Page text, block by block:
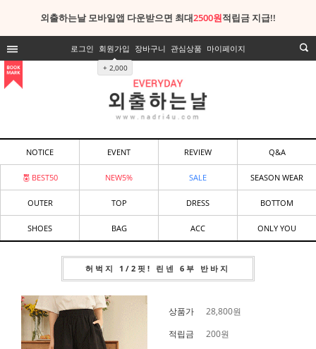
외출하는날 모바일앱 다운받으면 최대2500원적립금 지급!!
로그인 회원가입
+ 2,000
장바구니 관심상품 마이페이지
NOTICE EVENT REVIEW Q&A
BEST50 NEW5% SALE SEASON WEAR
OUTER TOP DRESS BOTTOM
SHOES BAG ACC ONLY YOU
허벅지 1/2핏! 린넨 6부 반바지
상품가 28,800원
적립금
200원